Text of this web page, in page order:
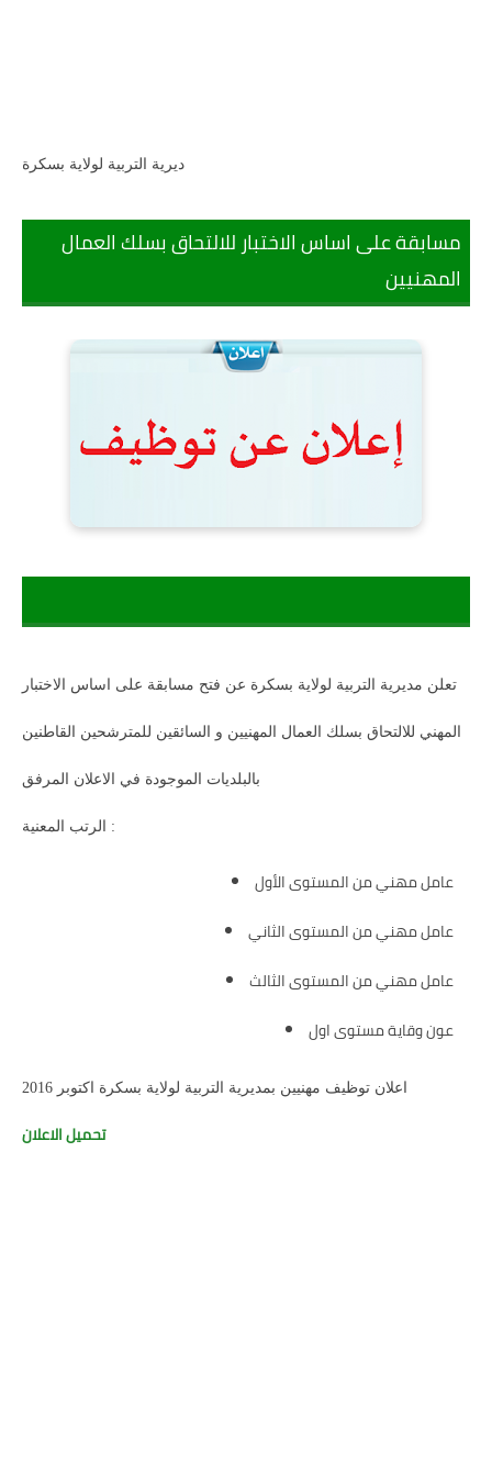
ديرية التربية لولاية بسكرة
مسابقة على اساس الاختبار للالتحاق بسلك العمال
المهنيين
تعلن مديرية التربية لولاية بسكرة عن فتح مسابقة على اساس الاختبار
المهني للالتحاق بسلك العمال المهنيين و السائقين للمترشحين القاطنين
بالبلديات الموجودة في الاعلان المرفق
الرتب المعنية :
عامل مهني من المستوى الأول
عامل مهني من المستوى الثاني
عامل مهني من المستوى الثالث
عون وقاية مستوى اول
اعلان توظيف مهنيين بمديرية التربية لولاية بسكرة اكتوبر 2016
تحميل الاعلان